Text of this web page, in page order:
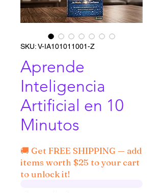
SKU: V-IA101011001-Z
Aprende
Inteligencia
Artificial en 10
Minutos
🚚 Get FREE SHIPPING — add
items worth $25 to your cart
to unlock it!